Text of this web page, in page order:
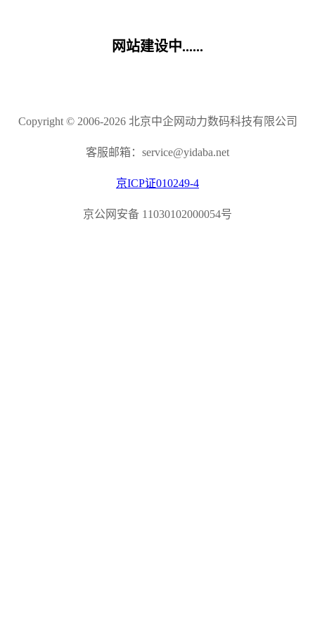
网站建设中......
Copyright © 2006-2026 北京中企网动力数码科技有限公司
客服邮箱：service@yidaba.net
京ICP证010249-4
京公网安备 11030102000054号